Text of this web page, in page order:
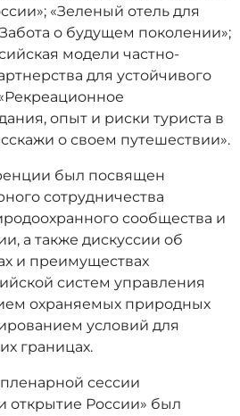
«Зеленый отель для
о будущем поколении»;
модели частно-
для устойчивого
опыт и риски туриста в
о своем путешествии».
был посвящен
сотрудничества
сообщества и
а также дискуссии об
и преимуществах
систем управления
охраняемых природных
условий для
границах.
сессии
открытие России» был